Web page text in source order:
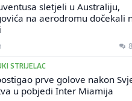
sletjeli u Australiju,
na aerodromu dočekali
8
STRIJELAC
prve golove nakon
u pobjedi Inter Miamija